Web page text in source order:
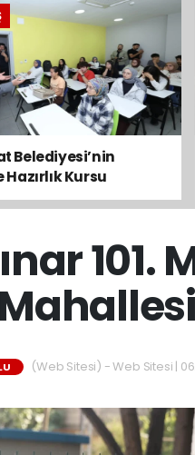
Belediyesi’nin
Kursu
son gün 7
101.
(Web Sitesi) - Web Sitesi |